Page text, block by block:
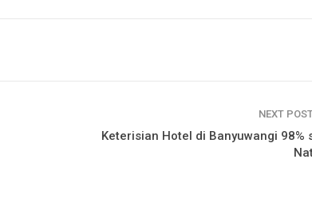
NEXT
Keterisian Hotel di Banyuwangi 98%